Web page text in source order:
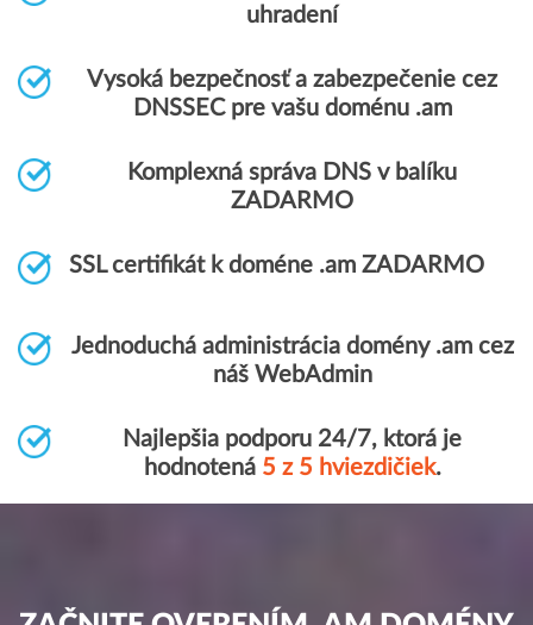
uhradení
Vysoká bezpečnosť a zabezpečenie cez
DNSSEC pre vašu doménu .am
Komplexná správa DNS v balíku
ZADARMO
SSL certifikát k doméne .am ZADARMO
Jednoduchá administrácia domény .am cez
náš WebAdmin
Najlepšia podporu 24/7, ktorá je
hodnotená 5 z 5 hviezdičiek.